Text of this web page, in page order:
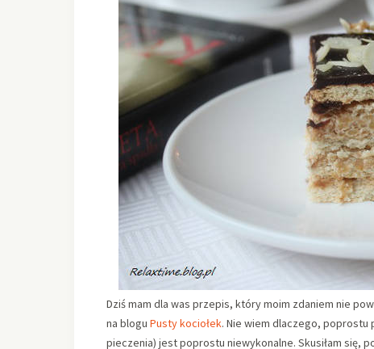
Dziś mam dla was przepis, który moim zdaniem nie
na blogu Pusty kociołek. Nie wiem dlaczego, poprostu
pieczenia) jest poprostu niewykonalne. Skusiłam się,